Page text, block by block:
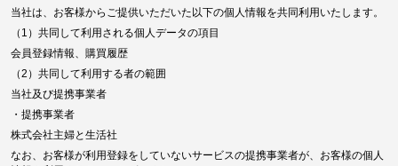
当社は、お客様からご提供いただいた以下の個人情報を共同利用いたします。
（1）共同して利用される個人データの項目
会員登録情報、購買履歴
（2）共同して利用する者の範囲
当社及び提携事業者
・提携事業者
株式会社主婦と生活社
なお、お客様が利用登録をしていないサービスの提携事業者が、お客様の個人